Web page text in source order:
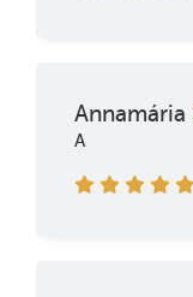
Annamária
A